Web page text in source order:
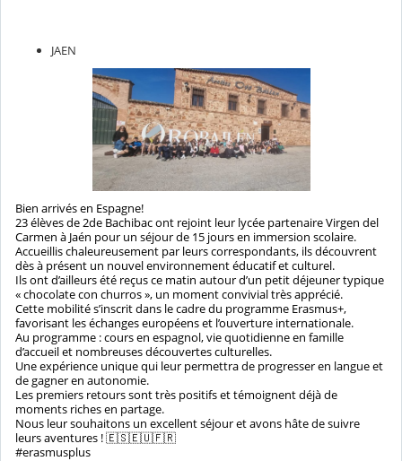
JAEN
Bien arrivés en Espagne!
23 élèves de 2de Bachibac ont rejoint leur lycée partenaire Virgen del
Carmen à Jaén pour un séjour de 15 jours en immersion scolaire.
Accueillis chaleureusement par leurs correspondants, ils découvrent
dès à présent un nouvel environnement éducatif et culturel.
Ils ont d’ailleurs été reçus ce matin autour d’un petit déjeuner typique
« chocolate con churros », un moment convivial très apprécié.
Cette mobilité s’inscrit dans le cadre du programme Erasmus+,
favorisant les échanges européens et l’ouverture internationale.
Au programme : cours en espagnol, vie quotidienne en famille
d’accueil et nombreuses découvertes culturelles.
Une expérience unique qui leur permettra de progresser en langue et
de gagner en autonomie.
Les premiers retours sont très positifs et témoignent déjà de
moments riches en partage.
Nous leur souhaitons un excellent séjour et avons hâte de suivre
leurs aventures ! 🇪🇸🇪🇺🇫🇷
#erasmusplus